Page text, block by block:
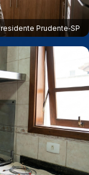
Prudente‑SP